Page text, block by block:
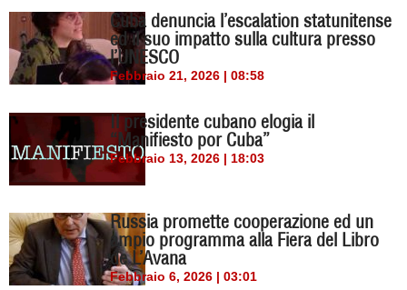
Cuba denuncia l’escalation statunitense
ed il suo impatto sulla cultura presso
l’UNESCO
Febbraio 21, 2026 | 08:58
Il presidente cubano elogia il
“Manifiesto por Cuba”
Febbraio 13, 2026 | 18:03
Russia promette cooperazione ed un
ampio programma alla Fiera del Libro
de L’Avana
Febbraio 6, 2026 | 03:01